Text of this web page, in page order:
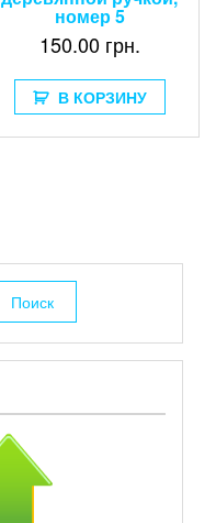
номер 5
150.00 грн.
В КОРЗИНУ
Поиск